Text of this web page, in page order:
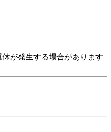
が発生する場合があります